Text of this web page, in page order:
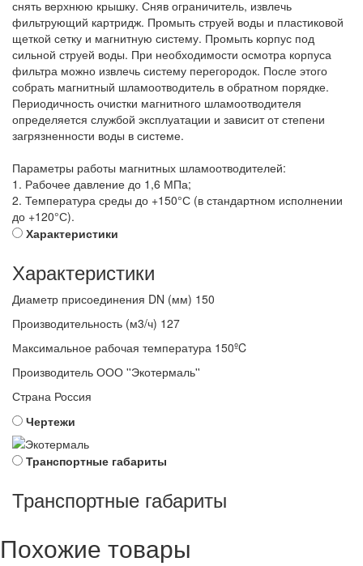
снять верхнюю крышку. Сняв ограничитель, извлечь
фильтрующий картридж. Промыть струей воды и пластиковой
щеткой сетку и магнитную систему. Промыть корпус под
сильной струей воды. При необходимости осмотра корпуса
фильтра можно извлечь систему перегородок. После этого
собрать магнитный шламоотводитель в обратном порядке.
Периодичность очистки магнитного шламоотводителя
определяется службой эксплуатации и зависит от степени
загрязненности воды в системе.
Параметры работы магнитных шламоотводителей:
1. Рабочее давление до 1,6 МПа;
2. Температура среды до +150°С (в стандартном исполнении
до +120°С).
Характеристики
Характеристики
Диаметр присоединения DN (мм) 150
Производительность (м3/ч) 127
Максимальное рабочая температура 150ºC
Производитель ООО ''Экотермаль''
Страна Россия
Чертежи
Транспортные габариты
Транспортные габариты
Похожие товары